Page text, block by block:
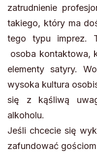
zatrudnienie
takiego, który ma
tego typu imprez.
osoba kontaktowa,
elementy satyry.
wysoka kultura
się z kąśliwą
alkoholu.
Jeśli chcecie się
zafundować